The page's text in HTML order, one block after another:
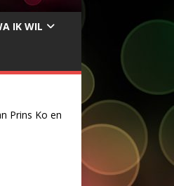
IK WIL
Prins Ko en